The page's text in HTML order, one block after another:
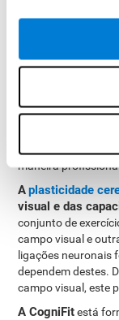
Como
campo
O campo visual,
treino. Na CogniFit
maneira
Aplasticidade
visual e das
conjunto de
campo visual e
ligações neuronais
dependem destes.
campo visual, este
A CogniFitestá